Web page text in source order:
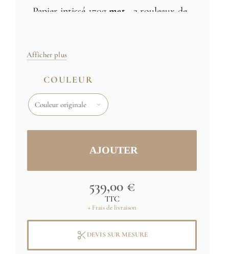
- Papier intissé 170gmat- 2 rouleaux de
Taille: H 246cm x L 182cm
Tailles et couleurs spécifiquessur
Afficher plus
COULEUR
539,00 €
TTC
+ Frais de livraison
DEVIS SUR MESURE